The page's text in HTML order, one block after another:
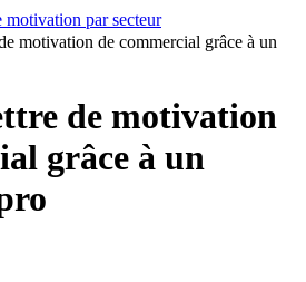
motivation par secteur
motivation de commercial grâce à un
de motivation
grâce à un